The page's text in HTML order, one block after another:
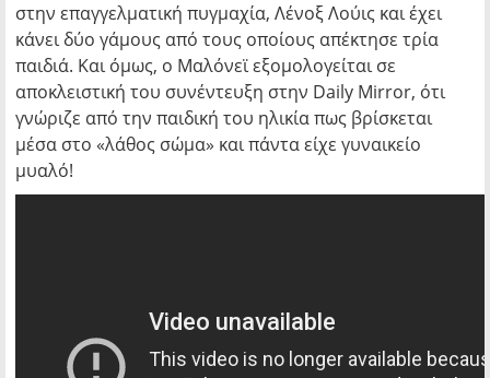
στην επαγγελματική πυγμαχία, Λένοξ Λούις και έχει
κάνει δύο γάμους από τους οποίους απέκτησε τρία
παιδιά. Και όμως, ο Μαλόνεϊ εξομολογείται σε
αποκλειστική του συνέντευξη στην Daily Mirror, ότι
γνώριζε από την παιδική του ηλικία πως βρίσκεται
μέσα στο «λάθος σώμα» και πάντα είχε γυναικείο
μυαλό!